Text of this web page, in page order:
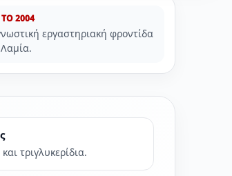
2004
εργαστηριακή φροντίδα
τριγλυκερίδια.